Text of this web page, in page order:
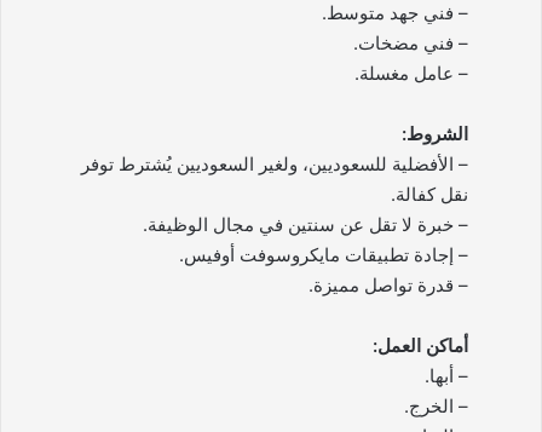
– فني جهد متوسط.
– فني مضخات.
– عامل مغسلة.
الشروط:
– الأفضلية للسعوديين، ولغير السعوديين يُشترط توفر
نقل كفالة.
– خبرة لا تقل عن سنتين في مجال الوظيفة.
– إجادة تطبيقات مايكروسوفت أوفيس.
– قدرة تواصل مميزة.
أماكن العمل:
– أبها.
– الخرج.